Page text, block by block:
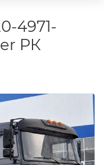
4971-
РК